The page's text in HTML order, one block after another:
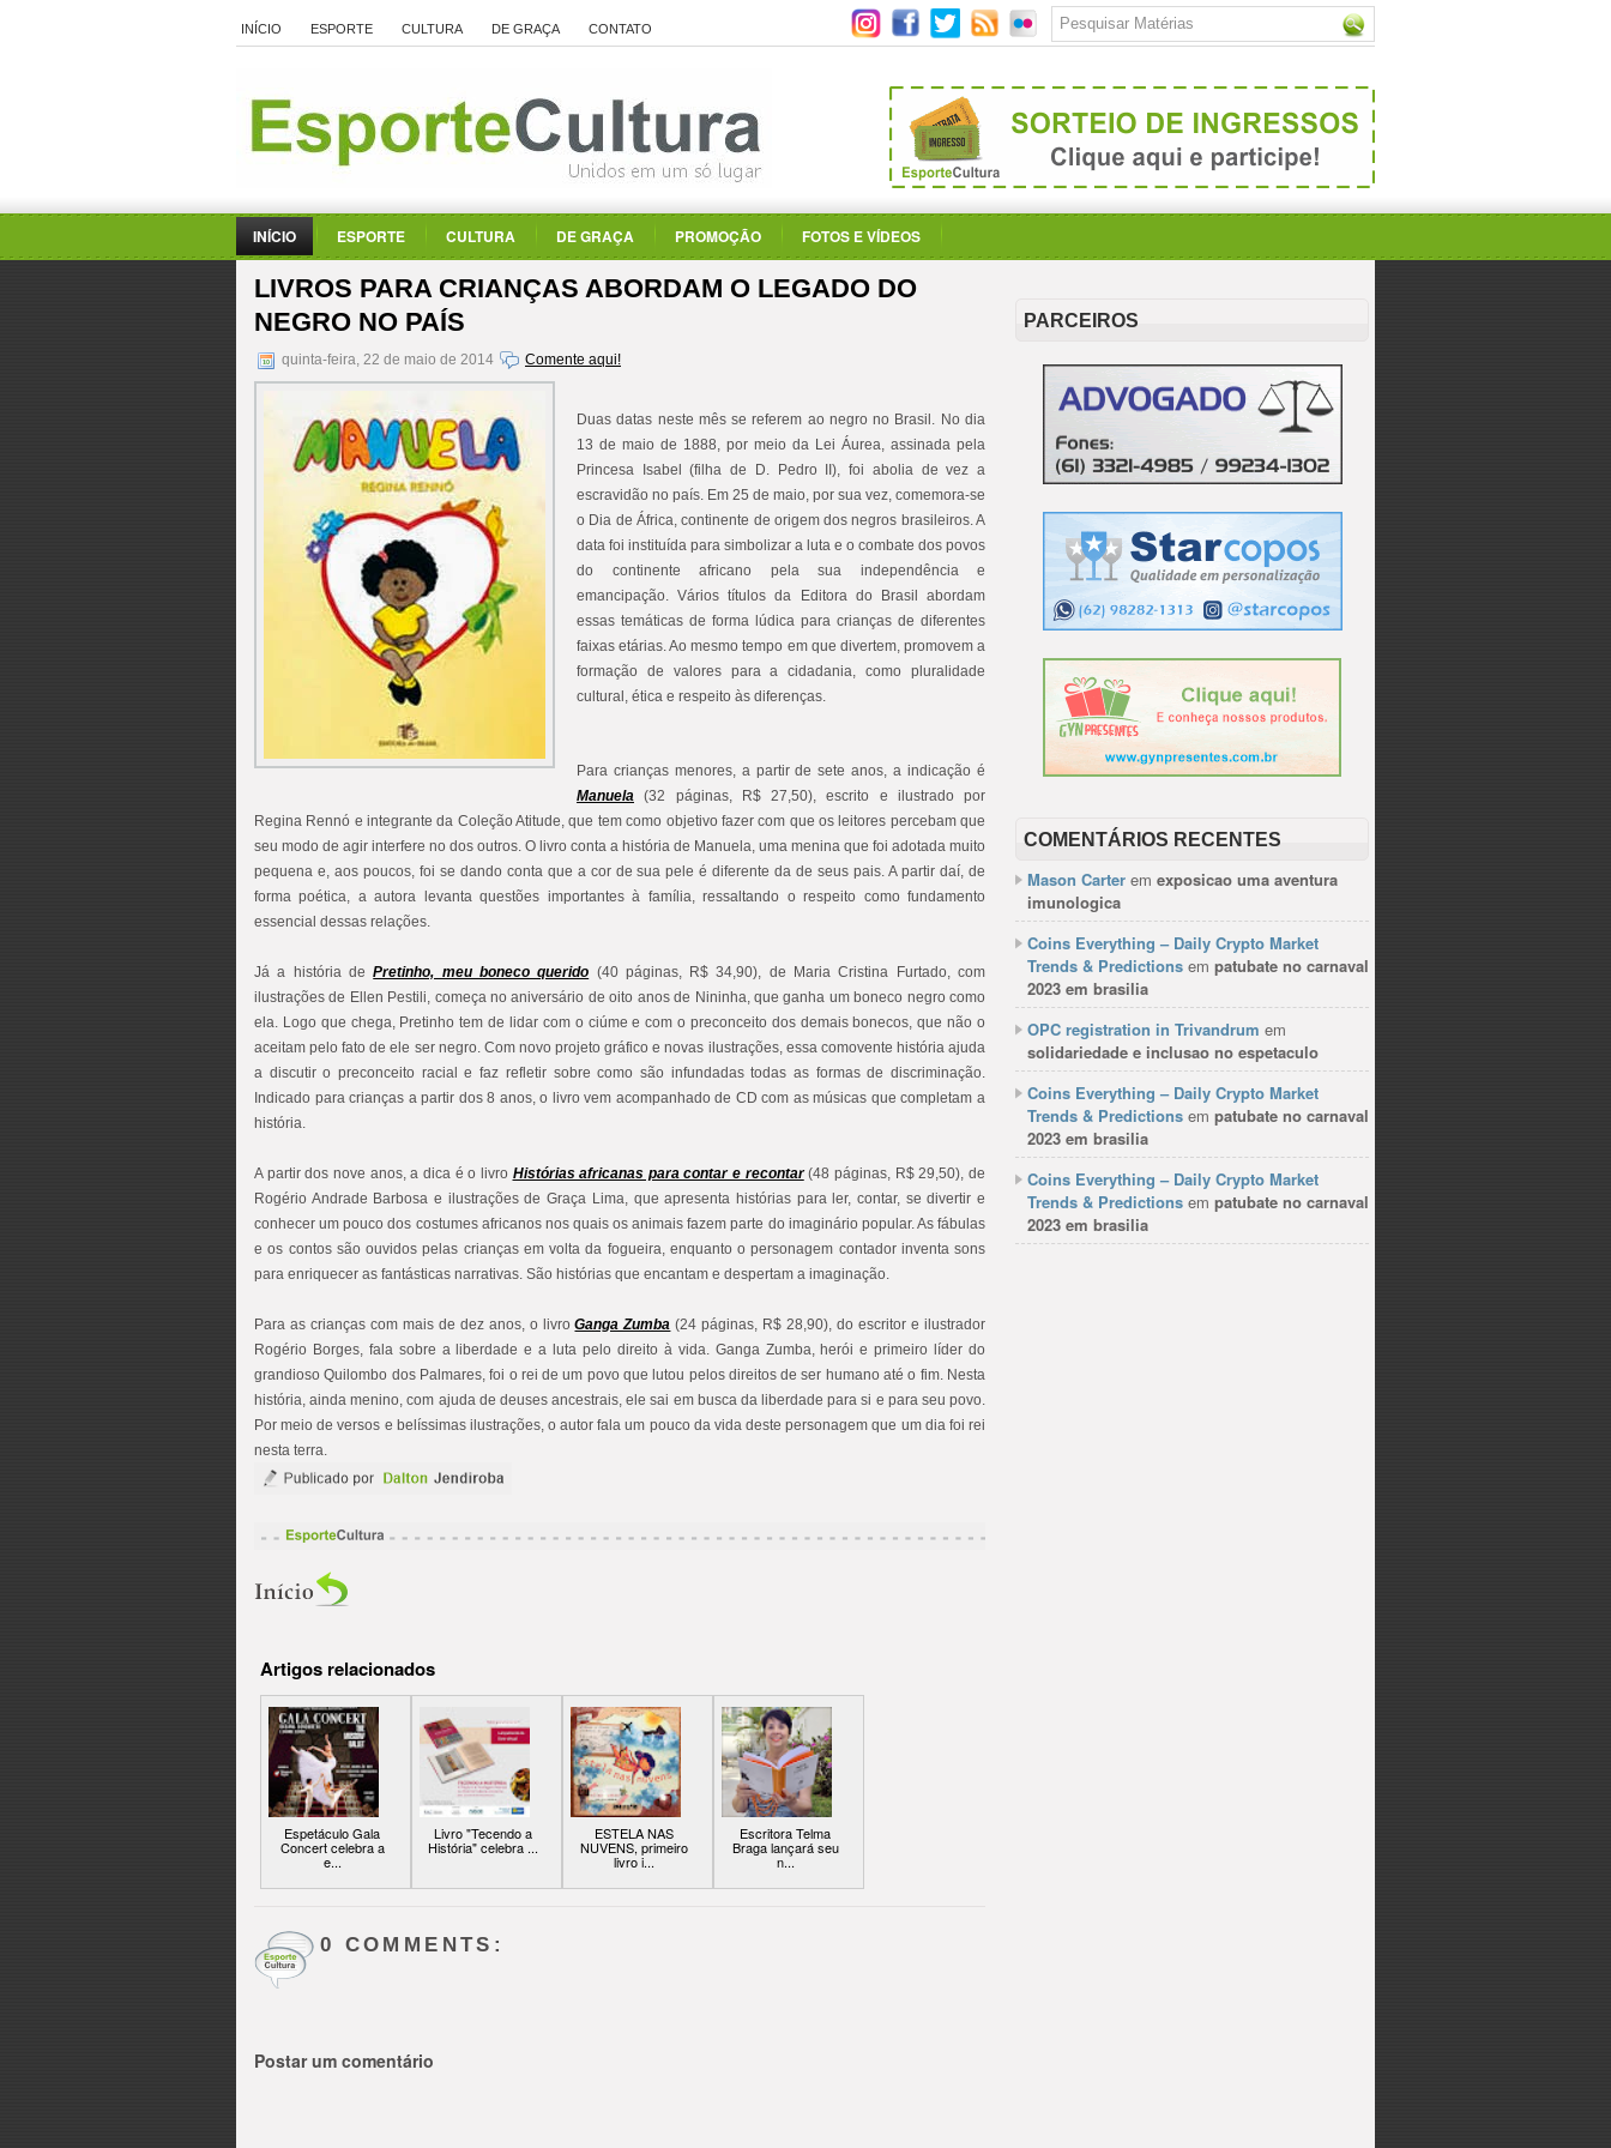
INÍCIO ESPORTE CULTURA DE GRAÇA CONTATO
INÍCIO ESPORTE CULTURA DE GRAÇA PROMOÇÃO FOTOS E VÍDEOS
LIVROS PARA CRIANÇAS ABORDAM O LEGADO DO
NEGRO NO PAÍS
quinta-feira, 22 de maio de 2014 Comente aqui!
Duas datas neste mês se referem ao negro no Brasil. No dia
13 de maio de 1888, por meio da Lei Áurea, assinada pela
Princesa Isabel (filha de D. Pedro II), foi abolia de vez a
escravidão no país. Em 25 de maio, por sua vez, comemora-se
o Dia de África, continente de origem dos negros brasileiros. A
data foi instituída para simbolizar a luta e o combate dos povos
do continente africano pela sua independência e
emancipação.Vários títulos da Editora do Brasil abordam
essas temáticas de forma lúdica para crianças de diferentes
faixas etárias. Ao mesmo tempo em que divertem, promovem a
formação de valores para a cidadania, como pluralidade
cultural, ética e respeito às diferenças.
Para crianças menores, a partir de sete anos, a indicação é
Manuela (32 páginas, R$ 27,50), escrito e ilustrado por
Regina Rennó e integrante da Coleção Atitude, que tem como objetivo fazer com que os leitores percebam que
seu modo de agir interfere no dos outros. O livro conta a história de Manuela, uma menina que foi adotada muito
pequena e, aos poucos, foi se dando conta que a cor de sua pele é diferente da de seus pais. A partir daí, de
forma poética, a autora levanta questões importantes à família, ressaltando o respeito como fundamento
essencial dessas relações.
Já a história dePretinho, meu boneco querido (40 páginas, R$ 34,90), de Maria Cristina Furtado, com
ilustrações de Ellen Pestili, começa no aniversário de oito anos de Nininha, que ganha um boneco negro como
ela. Logo que chega, Pretinho tem de lidar com o ciúme e com o preconceito dos demais bonecos, que não o
aceitam pelo fato de ele ser negro. Com novo projeto gráfico e novas ilustrações, essa comovente história ajuda
a discutir o preconceito racial e faz refletir sobre como são infundadas todas as formas de discriminação.
Indicado para crianças a partir dos 8 anos, o livro vem acompanhado de CD com as músicas que completam a
história.
A partir dos nove anos, a dica é o livro Histórias africanas para contar e recontar(48 páginas, R$ 29,50), de
Rogério Andrade Barbosa e ilustrações de Graça Lima, que apresenta histórias para ler, contar, se divertir e
conhecer um pouco dos costumes africanos nos quais os animais fazem parte do imaginário popular. As fábulas
e os contos são ouvidos pelas crianças em volta da fogueira, enquanto o personagem contador inventa sons
para enriquecer as fantásticas narrativas. São histórias que encantam e despertam a imaginação.
Para as crianças com mais de dez anos, o livroGanga Zumba (24 páginas, R$ 28,90), do escritor e ilustrador
Rogério Borges, fala sobre a liberdade e a luta pelo direito à vida. Ganga Zumba, herói e primeiro líder do
grandioso Quilombo dos Palmares, foi o rei de um povo que lutou pelos direitos de ser humano até o fim. Nesta
história, ainda menino, com ajuda de deuses ancestrais, ele sai em busca da liberdade para si e para seu povo.
Por meio de versos e belíssimas ilustrações, o autor fala um pouco da vida deste personagem que um dia foi rei
nesta terra.
Artigos relacionados
Espetáculo Gala
Concert celebra a
e...
Livro "Tecendo a
História" celebra ...
ESTELA NAS
NUVENS, primeiro
livro i...
Escritora Telma
Braga lançará seu
n...
0 COMMENTS:
Postar um comentário
PARCEIROS
COMENTÁRIOS RECENTES
Mason Carter em exposicao uma aventura
imunologica
Coins Everything – Daily Crypto Market
Trends & Predictions em patubate no carnaval
2023 em brasilia
OPC registration in Trivandrum em
solidariedade e inclusao no espetaculo
Coins Everything – Daily Crypto Market
Trends & Predictions em patubate no carnaval
2023 em brasilia
Coins Everything – Daily Crypto Market
Trends & Predictions em patubate no carnaval
2023 em brasilia